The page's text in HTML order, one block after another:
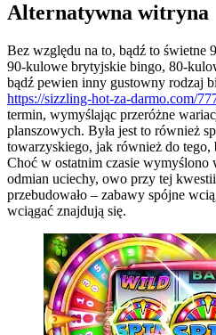
Alternatywna witryna
Bez względu na to, bądź to świetne
90-kulowe brytyjskie bingo, 80-
bądź pewien inny gustowny rodzaj
https://sizzling-hot-za-darmo.com/
termin, wymyślając przeróżne
planszowych. Była jest to również
towarzyskiego, jak również do tego,
Choć w ostatnim czasie wymyślono
odmian uciechy, owo przy tej
przebudowało – zabawy spójne
wciągać znajdują się.